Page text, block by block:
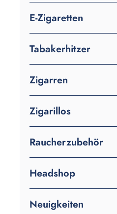
E-Zigaretten
Tabakerhitzer
Zigarren
Zigarillos
Raucherzubehör
Headshop
Neuigkeiten